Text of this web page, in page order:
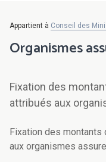
Appartient à Conseil des
Organismes
Fixation des
attribués aux
Fixation des
aux organismes